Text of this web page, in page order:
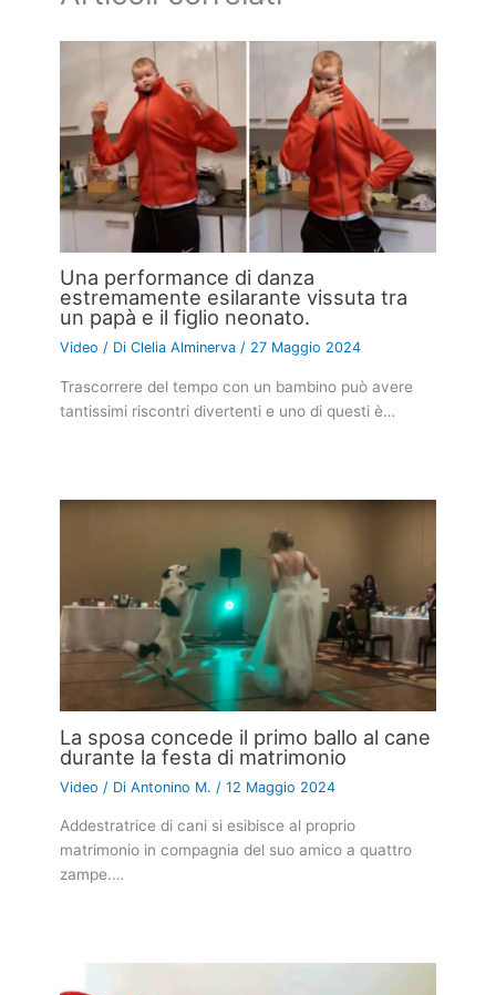
Una performance di danza
estremamente esilarante vissuta tra
un papà e il figlio neonato.
Video / DiClelia Alminerva/ 27 Maggio 2024
Trascorrere del tempo con un bambino può avere
tantissimi riscontri divertenti e uno di questi è…
La sposa concede il primo ballo al cane
durante la festa di matrimonio
Video / DiAntonino M. /12 Maggio 2024
Addestratrice di cani si esibisce al proprio
matrimonio in compagnia del suo amico a quattro
zampe.…